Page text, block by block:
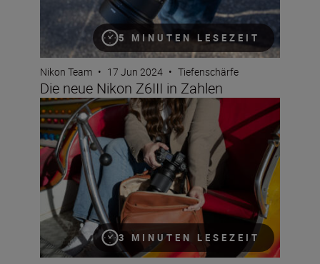
5 MINUTEN LESEZEIT
Nikon Team • 17 Jun 2024 • Tiefenschärfe
Die neue Nikon Z6III in Zahlen
3 MINUTEN LESEZEIT
Das neue NIKKOR Z 28-400mm f/4-8 VR in Zahlen